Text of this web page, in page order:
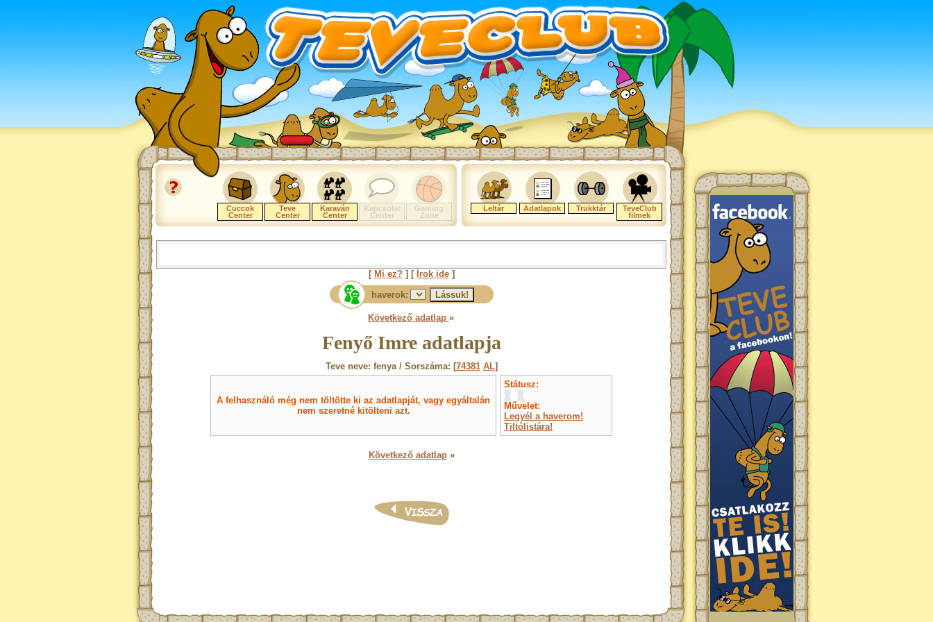
Cuccok
Center
Teve
Center
Karaván
Center
Kapcsolat
Center
Gaming
Zone
Leltár Adatlapok Trükktár
TeveClub
filmek
[ Mi ez?] [ Írok ide]
haverok:
Következő adatlap »
Fenyő Imre adatlapja
Teve neve: fenya / Sorszáma: [74381 AL]
A felhasználó még nem töltötte ki az adatlapját, vagy egyáltalán
nem szeretné kitölteni azt.
Státusz:
Művelet:
Legyél a haverom!
Tiltólistára!
Következő adatlap»